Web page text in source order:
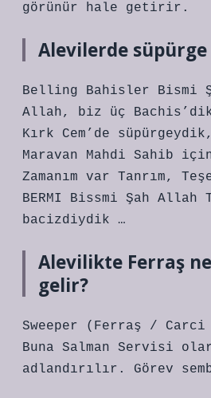
görünür hale getirir.
Alevilerde süpürge
Belling Bahisler Bismi
Allah, biz üç
Kırk Cem’de
Maravan Mahdi Sahib
Zamanım var Tanrım,
BERMI Bissmi Şah Allah
bacizdiydik …
Alevilikte Ferraş
gelir?
Sweeper (Ferraş /
Buna Salman Servisi
adlandırılır. Görev